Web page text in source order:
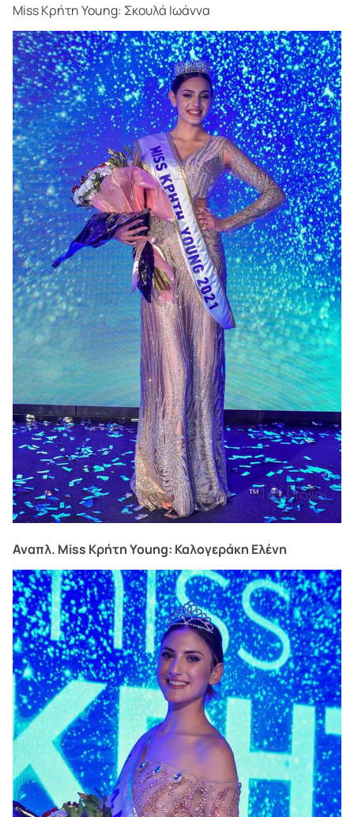
Miss Κρήτη Young: Σκουλά Ιωάννα
Αναπλ. Miss Κρήτη Young: Καλογεράκη Ελένη